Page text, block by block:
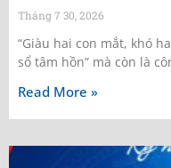
Tháng 7 30, 2026
“Giàu hai con mắt, khó
sổ tâm hồn” mà còn là
Read More »